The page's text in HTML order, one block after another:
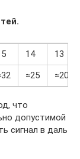
14
13
≈25 ≈20
что
допустимой
сигнал в даль